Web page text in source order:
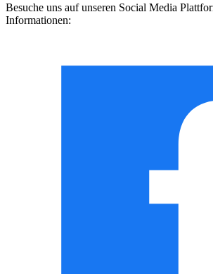
Besuche uns auf unseren Social Media
Informationen: